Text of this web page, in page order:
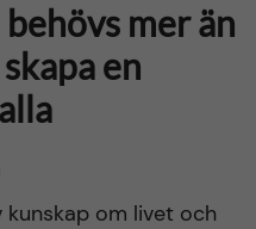
mer än
en
om livet och